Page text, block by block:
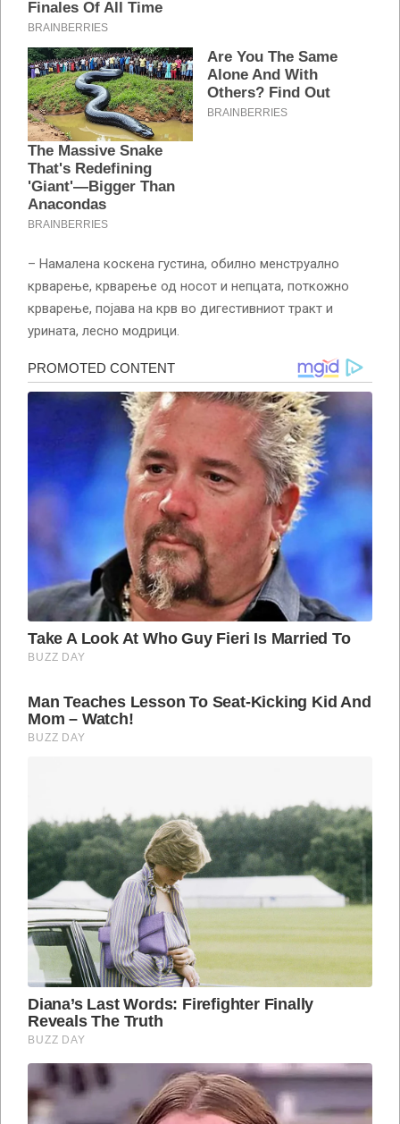
– Намалена коскена густина, обилно менструално
крварење, крварење од носот и непцата, поткожно
крварење, појава на крв во дигестивниот тракт и
урината, лесно модрици.